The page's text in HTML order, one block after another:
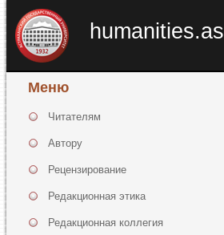
Меню
Читателям
Автору
Рецензирование
Редакционная этика
Редакционная коллегия